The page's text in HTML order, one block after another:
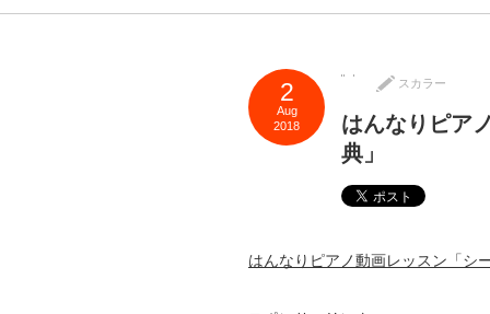
2
Aug
2018
スカラー
はんなりピア
典」
はんなりピアノ動画レッスン「シ